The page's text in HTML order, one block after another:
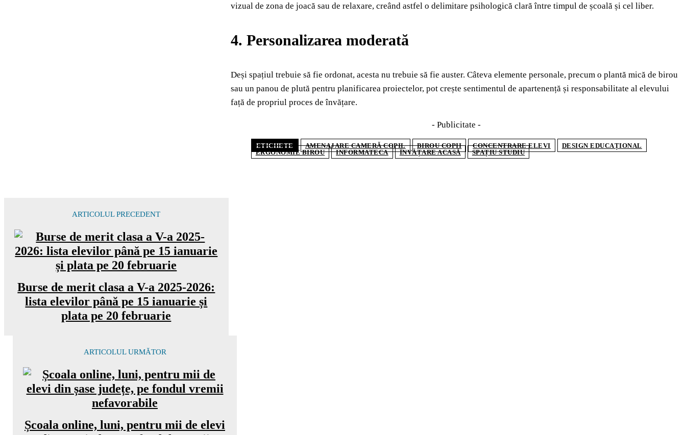
vizual de zona de joacă sau de relaxare, creând astfel o delimitare psihologică clară între timpul de școală și cel liber.
4. Personalizarea moderată
Deși spațiul trebuie să fie ordonat, acesta nu trebuie să fie auster. Câteva elemente personale, precum o plantă mică de birou
sau un panou de plută pentru planificarea proiectelor, pot crește sentimentul de apartenență și responsabilitate al elevului
față de propriul proces de învățare.
- Publicitate -
ETICHETE AMENAJARE CAMERĂ COPIL BIROU COPII CONCENTRARE ELEVI
DESIGN EDUCAȚIONAL
ERGONOMIE BIROU
INFORMATECA ÎNVĂȚARE ACASĂ SPAȚIU STUDIU
ARTICOLUL PRECEDENT
Burse de merit clasa a V-a 2025-2026:
lista elevilor până pe 15 ianuarie și
plata pe 20 februarie
ARTICOLUL URMĂTOR
Școala online, luni, pentru mii de elevi